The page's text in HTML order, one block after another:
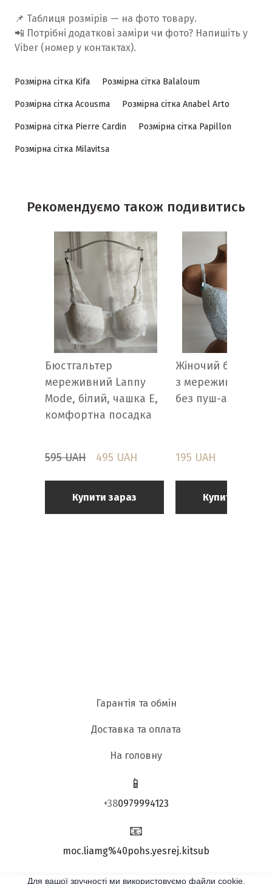
📌 Таблиця розмірів — на фото товару.
📲 Потрібні додаткові заміри чи фото? Напишіть у
Viber (номер у контактах).
Розмірна сітка Kifa Розмірна сітка Balaloum
Розмірна сітка Acousma Розмірна сітка Anabel Arto
Розмірна сітка Pierre Cardin Розмірна сітка Papillon
Розмірна сітка Milavitsa
Рекомендуємо також подивитись
Бюстгальтер
мереживний Lanny
Mode, білий, чашка E,
комфортна посадка
595 UAH 495 UAH
Купити зараз
Жіночий
з мереживом,
без пуш-апу
195 UAH
Купити зараз
Гарантія та обмін
Доставка та оплата
На головну
📱
+380979994123
📧
moc.liamg%40pohs.yesrej.kitsub
Для вашої зручності ми використовуємо файли cookie.